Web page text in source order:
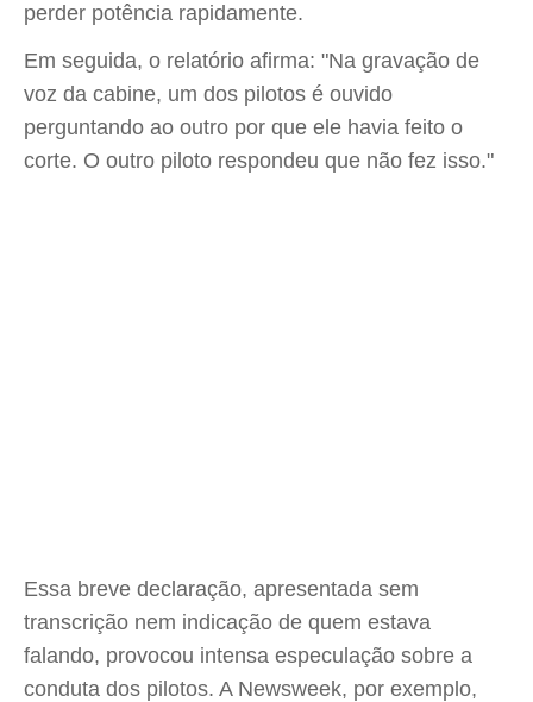
perder potência rapidamente.
Em seguida, o relatório afirma: "Na gravação de
voz da cabine, um dos pilotos é ouvido
perguntando ao outro por que ele havia feito o
corte. O outro piloto respondeu que não fez isso."
Essa breve declaração, apresentada sem
transcrição nem indicação de quem estava
falando, provocou intensa especulação sobre a
conduta dos pilotos. A Newsweek, por exemplo,